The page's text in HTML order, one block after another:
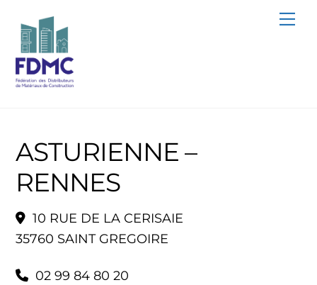
content
ASTURIENNE –
RENNES
10 RUE DE LA CERISAIE
35760 SAINT GREGOIRE
02 99 84 80 20